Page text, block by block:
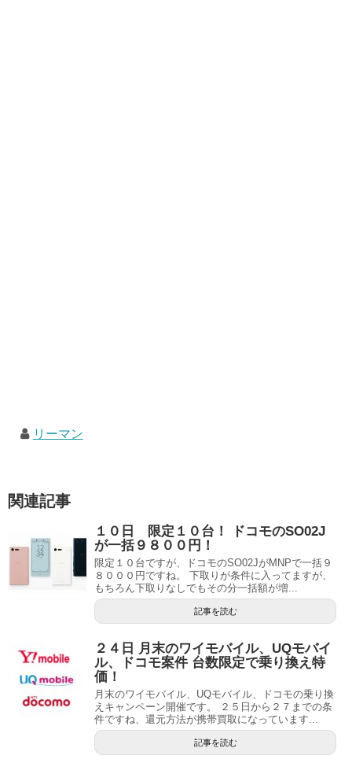
リーマン
関連記事
１０日 限定１０台！ ドコモのSO02J
が一括９８００円！
限定１０台ですが、ドコモのSO02JがMNPで一括９
８０００円ですね。 下取りが条件に入ってますが、
もちろん下取りなしでもその分一括額が増...
記事を読む
２４日 月末のワイモバイル、UQモバイ
ル、ドコモ案件 台数限定で乗り換え特
価！
月末のワイモバイル、UQモバイル、ドコモの乗り換
えキャンペーン開催です。 ２５日から２７までの条
件ですね、還元方法が携帯買取になっています...
記事を読む